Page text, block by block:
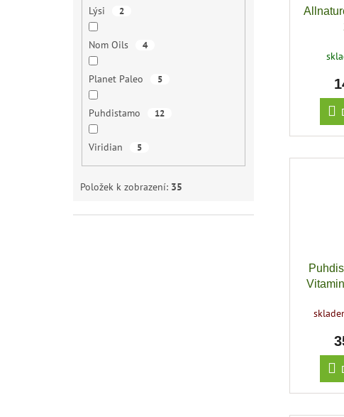
Lýsi 2
Nom Oils 4
Planet Paleo 5
Puhdistamo 12
Viridian 5
Položek k zobrazení: 35